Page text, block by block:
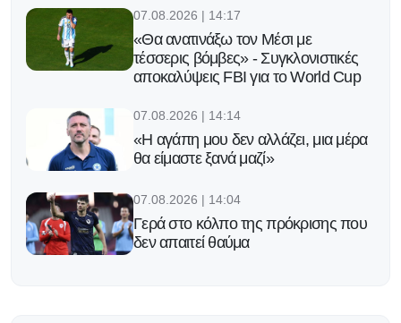
07.08.2026 | 14:17
«Θα ανατινάξω τον Μέσι με
τέσσερις βόμβες» - Συγκλονιστικές
αποκαλύψεις FBI για το World Cup
07.08.2026 | 14:14
«Η αγάπη μου δεν αλλάζει, μια μέρα
θα είμαστε ξανά μαζί»
07.08.2026 | 14:04
Γερά στο κόλπο της πρόκρισης που
δεν απαιτεί θαύμα